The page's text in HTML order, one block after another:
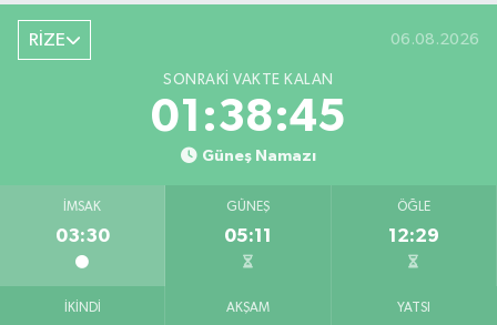
RİZE 06.08.2026
SONRAKI VAKTE KALAN
01:38:44
Güneş Namazı
İMSAK
03:30
GÜNEŞ
05:11
ÖĞLE
12:29
İKINDI AKŞAM YATSI